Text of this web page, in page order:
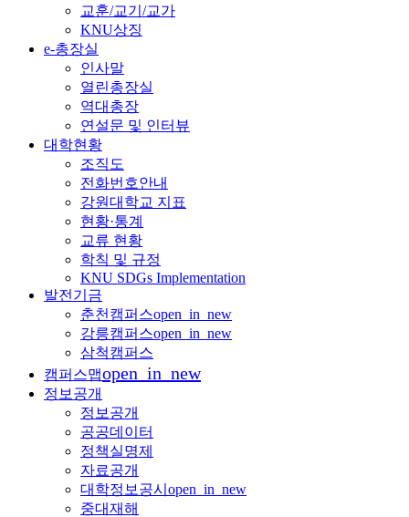
교훈/교기/교가
KNU상징
e-총장실
인사말
열린총장실
역대총장
연설문 및 인터뷰
대학현황
조직도
전화번호안내
강원대학교 지표
현황·통계
교류 현황
학칙 및 규정
KNU SDGs Implementation
발전기금
춘천캠퍼스open_in_new
강릉캠퍼스open_in_new
삼척캠퍼스
캠퍼스맵open_in_new
정보공개
정보공개
공공데이터
정책실명제
자료공개
대학정보공시 open_in_new
중대재해